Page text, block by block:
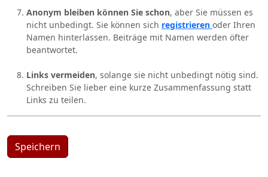
Anonym bleiben können Sie schon, aber Sie müssen es
nicht unbedingt. Sie können sich registrieren oder Ihren
Namen hinterlassen. Beiträge mit Namen werden öfter
beantwortet.
Links vermeiden, solange sie nicht unbedingt nötig sind.
Schreiben Sie lieber eine kurze Zusammenfassung statt
Links zu teilen.
Speichern